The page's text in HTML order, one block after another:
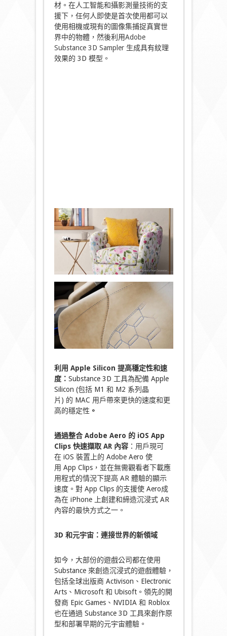
材。在人工智能和攝影測量技術的支
援下，任何人即使是首次使用都可以
使用相機或現有的圖像集捕捉真實世
界中的物體，然後利用Adobe
Substance 3D Sampler生成具有紋理
效果的 3D 模型。
利用 Apple Silicon 提高穩定性和速
度： Substance 3D 工具為配備 Apple
Silicon (包括 M1 和 M2 系列晶
片) 的 MAC 用戶帶來更快的速度和更
高的穩定性 。
通過整合 Adobe Aero 的 iOS App
Clips 快速擷取 AR 內容：用戶現可
在 iOS 裝置上的 Adobe Aero 使
用 App Clips，並在無需觀看者下載應
用程式的情況下提高 AR 體驗的顯示
速度。對 App Clips 的支援使 Aero成
為在 iPhone 上創建和締造沉浸式 AR
內容的最快方式之一。
3D 和元宇宙：連接世界的新領域
如今，大部份的遊戲公司都在使用
Substance 來創造沉浸式的遊戲體驗，
包括全球出版商 Activison、Electronic
Arts、Microsoft 和 Ubisoft。領先的開
發商 Epic Games、NVIDIA 和 Roblox
也在通過 Substance 3D 工具來創作原
型和部署早期的元宇宙體驗。